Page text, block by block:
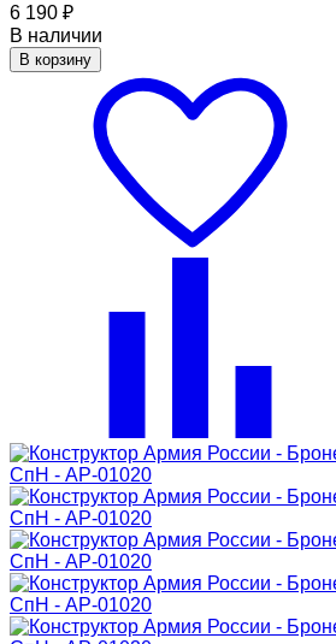
6 190 ₽
В наличии
В корзину